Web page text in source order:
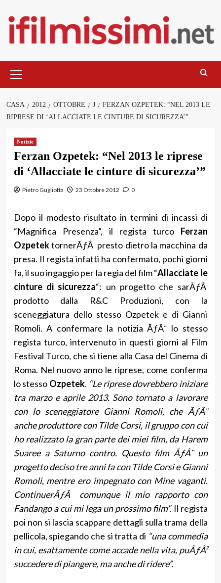
contenuto
principale
CASA 2012 OTTOBRE J
FERZAN OZPETEK: “NEL 2013 LE
RIPRESE DI ‘ALLACCIATE LE CINTURE DI SICUREZZA’”
Notizie
Ferzan Ozpetek: “Nel 2013 le riprese
di ‘Allacciate le cinture di sicurezza’”
Pietro Gugliotta 23 Ottobre 2012 0
Dopo il modesto risultato in termini di incassi di
“Magnifica Presenza”, il regista turco Ferzan
OzpetektornerÃƒÂ presto dietro la macchina da
presa. Il regista infatti ha confermato, pochi giorni
fa, il suo ingaggio per la regia del film “Allacciate le
cinture di sicurezza“: un progetto che sarÃƒÂ
prodotto dalla R&C Produzioni, con la
sceneggiatura dello stesso Ozpetek e di Gianni
Romoli. A confermare la notizia ÃƒÂ¨ lo stesso
regista turco, intervenuto in questi giorni al Film
Festival Turco, che si tiene alla Casa del Cinema di
Roma. Nel nuovo anno le riprese, come conferma
lo stesso Ozpetek. “Le riprese dovrebbero iniziare
tra marzo e aprile 2013. Sono tornato a lavorare
con lo sceneggiatore Gianni Romoli, che ÃƒÂ¨
anche produttore con Tilde Corsi, il gruppo con cui
ho realizzato la gran parte dei miei film, da Harem
Suaree a Saturno contro. Questo film ÃƒÂ¨ un
progetto deciso tre anni fa con Tilde Corsi e Gianni
Romoli, mentre ero impegnato con Mine vaganti.
ContinuerÃƒÂ comunque il mio rapporto con
Fandango a cui mi lega un prossimo film”.Il regista
poi non si lascia scappare dettagli sulla trama della
pellicola, spiegando che si tratta di “una commedia
in cui, esattamente come accade nella vita, puÃƒÂ²
succedere di piangere, ma anche di ridere”.